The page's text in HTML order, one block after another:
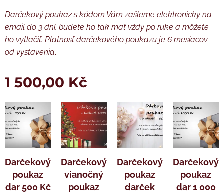
Darčekový poukaz s kódom Vám zašleme elektronicky na
email do 3 dní, budete ho tak mať vždy po ruke a môžete
ho vytlačiť. Platnosť darčekového poukazu je 6 mesiacov
od vystavenia.
1 500,00 Kč
Darčekový
poukaz
dar 500 Kč
Darčekový
vianočný
poukaz
Darčekový
poukaz
darček
Darčekový
poukaz
dar 1 000